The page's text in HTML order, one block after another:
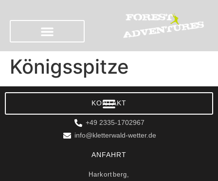
Königsspitze
KONTAKT
+49 2335-1702967
info@kletterwald-wetter.de
ANFAHRT
Harkortberg,